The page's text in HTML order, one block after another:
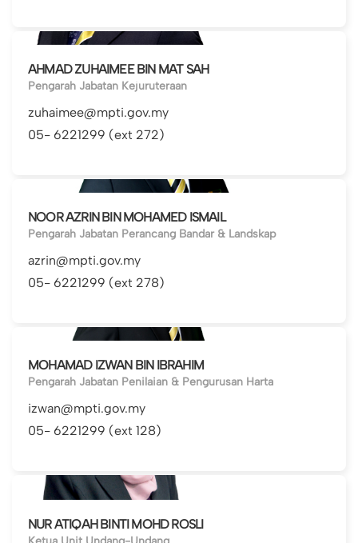
AHMAD ZUHAIMEE BIN MAT SAH
Pengarah Jabatan Kejuruteraan
zuhaimee@mpti.gov.my
05- 6221299 (ext 272)
NOOR AZRIN BIN MOHAMED ISMAIL
Pengarah Jabatan Perancang Bandar & Landskap
azrin@mpti.gov.my
05- 6221299 (ext 278)
MOHAMAD IZWAN BIN IBRAHIM
Pengarah Jabatan Penilaian & Pengurusan Harta
izwan@mpti.gov.my
05- 6221299 (ext 128)
NUR ATIQAH BINTI MOHD ROSLI